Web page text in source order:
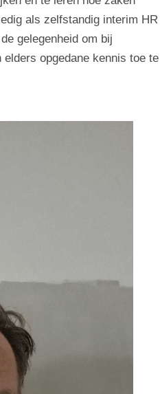
als zelfstandig interim HR
gelegenheid om bij
opgedane kennis toe te